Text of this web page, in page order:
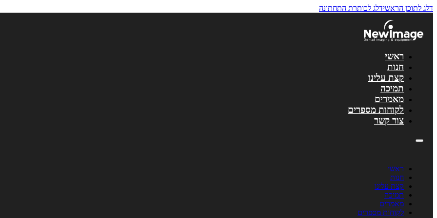
לתוכן
דלג לתוכן הראשידלג לכותרת התחתונה
ראשי
חנות
קצת עלינו
תמיכה
מאמרים
לקוחות מספרים
צור קשר
ראשי
חנות
קצת עלינו
תמיכה
מאמרים
לקוחות מספרים